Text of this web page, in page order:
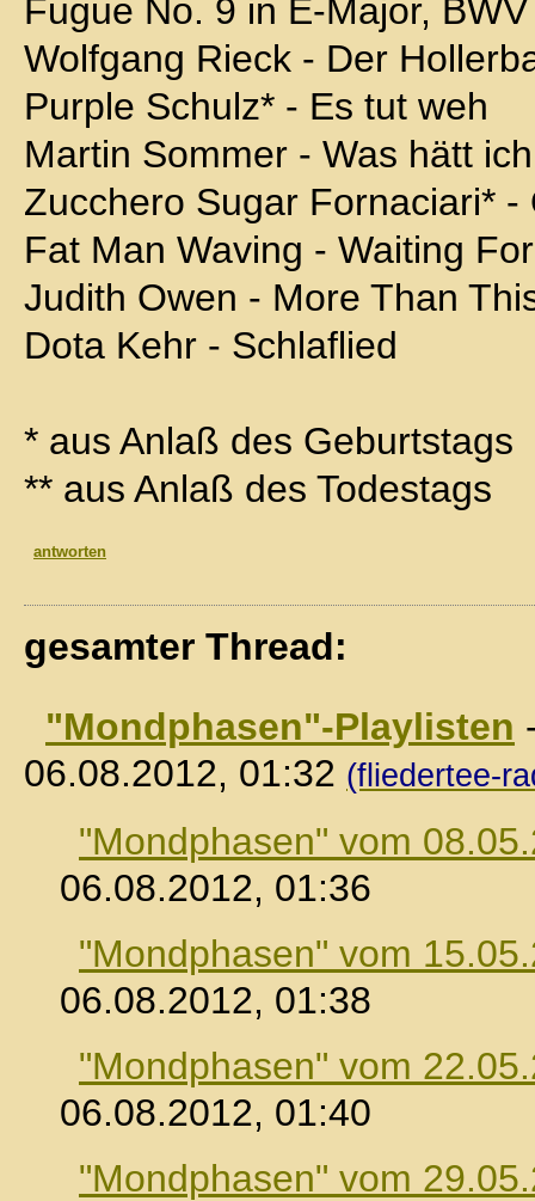
Fugue No. 9 in E-Major,
Wolfgang Rieck - Der
Purple Schulz* - Es tut weh
Martin Sommer - Was hätt
Zucchero Sugar Fornaciari* -
Fat Man Waving - Waiting
Judith Owen - More Than
Dota Kehr - Schlaflied
* aus Anlaß des Geburtstags
** aus Anlaß des Todestags
antworten
gesamter Thread:
"Mondphasen"-Playlisten
06.08.2012, 01:32 (fliedertee-
"Mondphasen" vom
06.08.2012, 01:36
"Mondphasen" vom
06.08.2012, 01:38
"Mondphasen" vom
06.08.2012, 01:40
"Mondphasen" vom